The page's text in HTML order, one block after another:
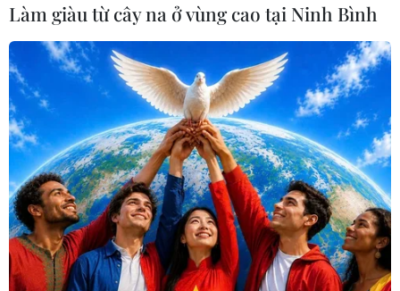
Indonesia: Việc thực thi kế hoạch hòa bình
Myanmar không đạt kết quả
11/05/2023 02:12
Tổng thống Joko Widodo khẳng định không có tiến triển
đáng kể trong việc thực hiện thỏa thuận hòa bình năm
điểm mà chính quyền quân sự Myanmar đã nhất trí với
ASEAN cách đây 2 năm.
Làm giàu từ cây na ở vùng cao tại Ninh Bình